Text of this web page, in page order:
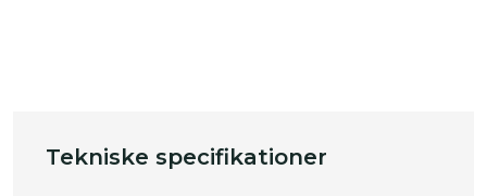
Tekniske specifikationer